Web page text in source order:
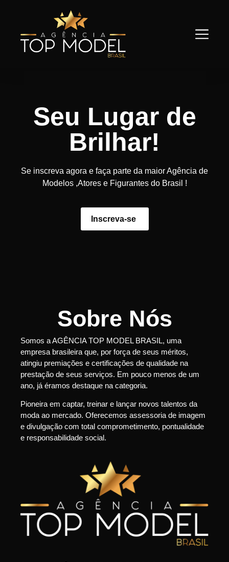
Seu Lugar de
Brilhar!
Se inscreva agora e faça parte da maior Agência de
Modelos ,Atores e Figurantes do Brasil !
Inscreva-se
Sobre Nós
Somos a AGÊNCIA TOP MODEL BRASIL, uma
empresa brasileira que, por força de seus méritos,
atingiu premiações e certificações de qualidade na
prestação de seus serviços. Em pouco menos de um
ano, já éramos destaque na categoria.
Pioneira em captar, treinar e lançar novos talentos da
moda ao mercado. Oferecemos assessoria de imagem
e divulgação com total comprometimento, pontualidade
e responsabilidade social.